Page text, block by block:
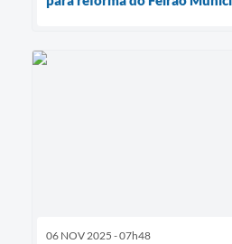
06 NOV 2025 - 07h48